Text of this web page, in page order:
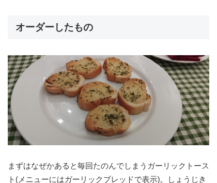
オーダーしたもの
まずはなぜかあると毎回たのんでしまうガーリックトース
ト(メニューにはガーリックブレッドで表示)。しょうじき